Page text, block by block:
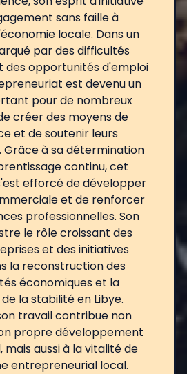
sans faille à
locale. Dans un
par des difficultés
des opportunités d'emploi
est devenu un
pour de nombreux
créer des moyens de
et de soutenir leurs
Grâce à sa détermination
continu, cet
efforcé de développer
et de renforcer
professionnelles. Son
le rôle croissant des
et des initiatives
la reconstruction des
économiques et la
la stabilité en Libye.
travail contribue non
propre développement
mais aussi à la vitalité de
entrepreneurial local.